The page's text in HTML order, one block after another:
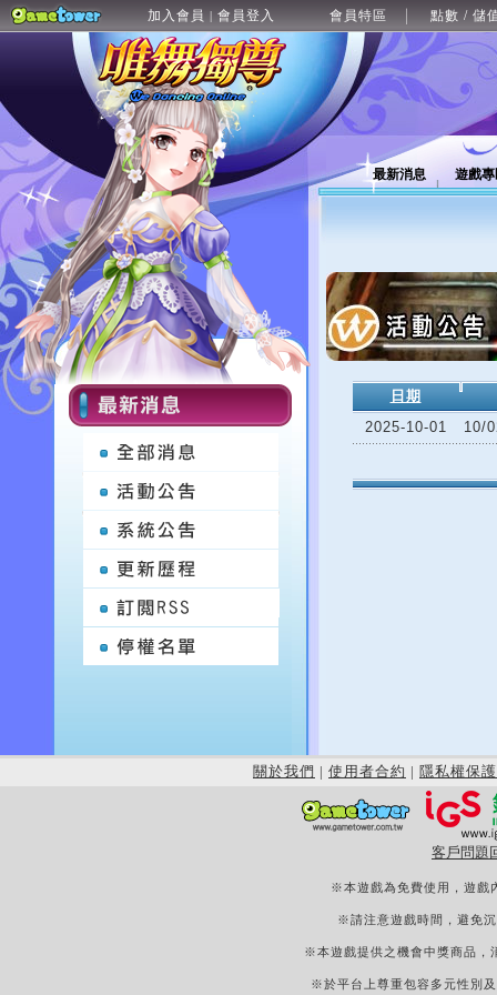
加入會員 | 會員登入 會員特區 點數 / 儲
最新消息 遊戲
日期
2025-10-01
10/
關於我們 | 使用者合約 | 隱私權保護
客戶問題
※本遊戲為免費使用，遊戲
※請注意遊戲時間，避免
※本遊戲提供之機會中獎商品，
※於平台上尊重包容多元性別